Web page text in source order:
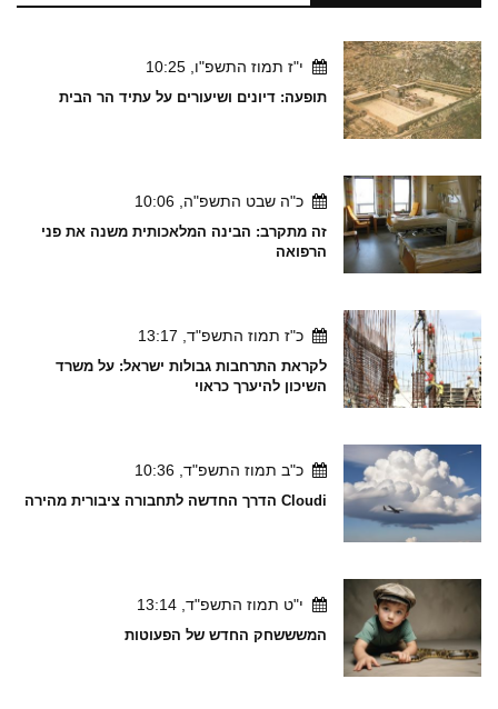
י"ז תמוז התשפ"ו, 10:25
תופעה: דיונים ושיעורים על עתיד הר הבית
כ"ה שבט התשפ"ה, 10:06
זה מתקרב: הבינה המלאכותית משנה את פני
הרפואה
כ"ז תמוז התשפ"ד, 13:17
לקראת התרחבות גבולות ישראל: על משרד
השיכון להיערך כראוי
כ"ב תמוז התשפ"ד, 10:36
Cloudi הדרך החדשה לתחבורה ציבורית מהירה
י"ט תמוז התשפ"ד, 13:14
המשששחק החדש של הפעוטות